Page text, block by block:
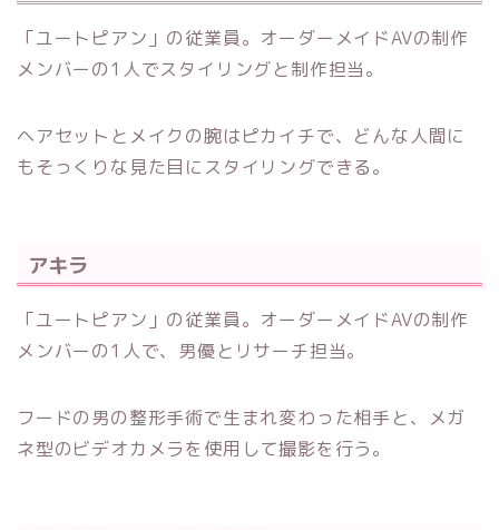
「ユートピアン」の従業員。オーダーメイドAVの制作
メンバーの1人でスタイリングと制作担当。
ヘアセットとメイクの腕はピカイチで、どんな人間に
もそっくりな見た目にスタイリングできる。
アキラ
「ユートピアン」の従業員。オーダーメイドAVの制作
メンバーの1人で、男優とリサーチ担当。
フードの男の整形手術で生まれ変わった相手と、メガ
ネ型のビデオカメラを使用して撮影を行う。